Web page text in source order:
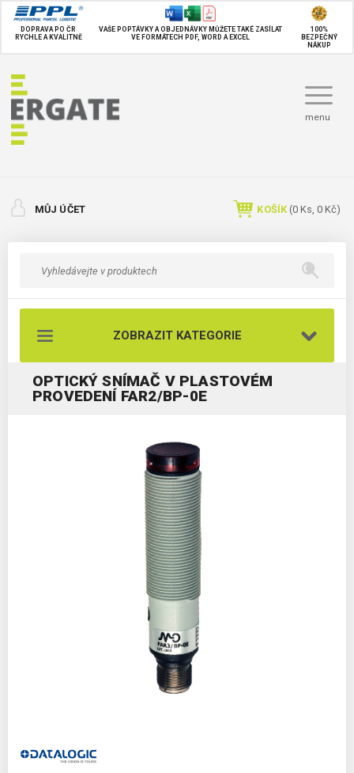
DOPRAVA PO ČR
RYCHLE A KVALITNĚ
VAŠE POPTÁVKY A OBJEDNÁVKY MŮŽETE TAKÉ ZASÍLAT
VE FORMÁTECH PDF, WORD A EXCEL
100%
BEZPEČNÝ
NÁKUP
menu
MŮJ ÚČET KOŠÍK (0 Ks, 0 Kč)
ZOBRAZIT KATEGORIE
OPTICKÝ SNÍMAČ V PLASTOVÉM
PROVEDENÍ FAR2/BP-0E